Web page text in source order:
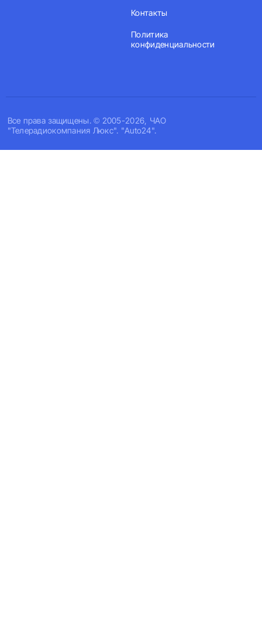
Все права защищены. © 2005-2026, ЧАО
"Телерадиокомпания Люкс". "Auto24".
Контакты
Политика
конфиденциальности